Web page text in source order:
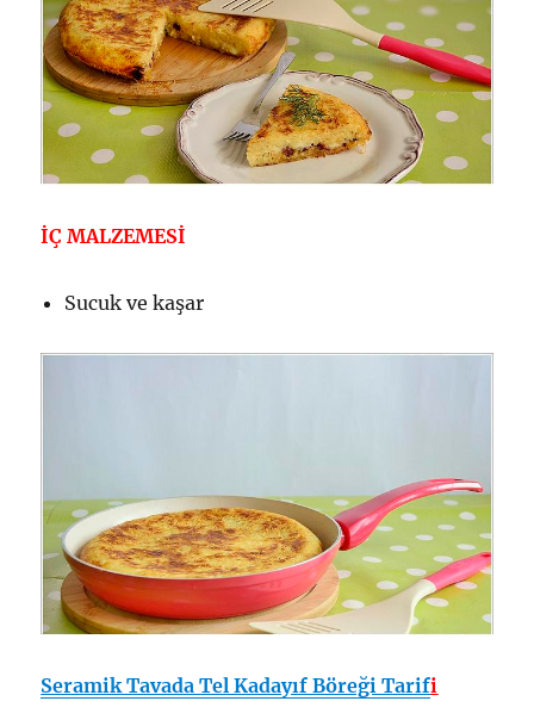
İÇ MALZEMESİ
Sucuk ve kaşar
Seramik Tavada Tel Kadayıf Böreği Tarifi